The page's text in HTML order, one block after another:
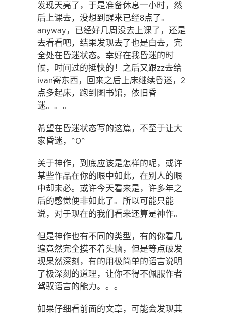
发现天亮了，于是准备休息一小时，然
后上课去，没想到醒来已经8点了。
anyway，已经好几周没去上课了，还是
去看看吧，结果发现去了也是白去，完
全处在昏迷状态。幸好在我昏迷的时
候，时间过的挺快的！之后又跟zz去给
ivan寄东西，回来之后上床继续昏迷，2
点多起床，跑到图书馆，依旧昏
迷。。。
希望在昏迷状态写的这篇，不至于让大
家昏迷，^O^
关于神作，到底应该是怎样的呢，或许
某些作品在你的眼中如此，在别人的眼
中却未必。或许今天看来是，许多年之
后的感觉便非如此了。所以可能只能
说，对于现在的我们看来还算是神作。
但是神作也有不同的类型，有的你看几
遍竟然完全摸不着头脑，但是等点破发
现果然深刻，有的用极简单的语言说明
了极深刻的道理，让你不得不佩服作者
驾驭语言的能力。。。
如果仔细看前面的文章，可能会发现其